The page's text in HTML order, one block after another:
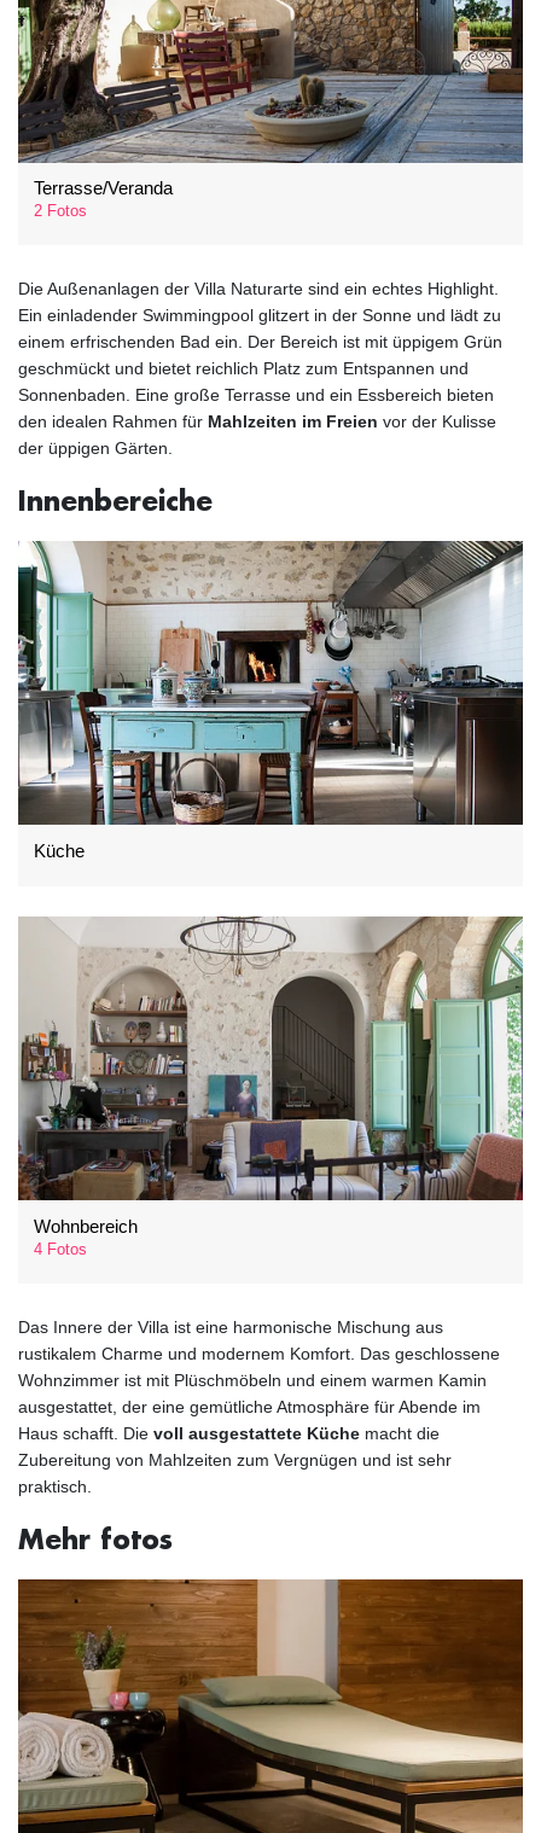
Terrasse/Veranda
2 Fotos
Die Außenanlagen der Villa Naturarte sind ein echtes Highlight.
Ein einladender Swimmingpool glitzert in der Sonne und lädt zu
einem erfrischenden Bad ein. Der Bereich ist mit üppigem Grün
geschmückt und bietet reichlich Platz zum Entspannen und
Sonnenbaden. Eine große Terrasse und ein Essbereich bieten
den idealen Rahmen für Mahlzeiten im Freien vor der Kulisse
der üppigen Gärten.
Innenbereiche
Küche
Wohnbereich
4 Fotos
Das Innere der Villa ist eine harmonische Mischung aus
rustikalem Charme und modernem Komfort. Das geschlossene
Wohnzimmer ist mit Plüschmöbeln und einem warmen Kamin
ausgestattet, der eine gemütliche Atmosphäre für Abende im
Haus schafft. Die voll ausgestattete Küche macht die
Zubereitung von Mahlzeiten zum Vergnügen und ist sehr
praktisch.
Mehr fotos